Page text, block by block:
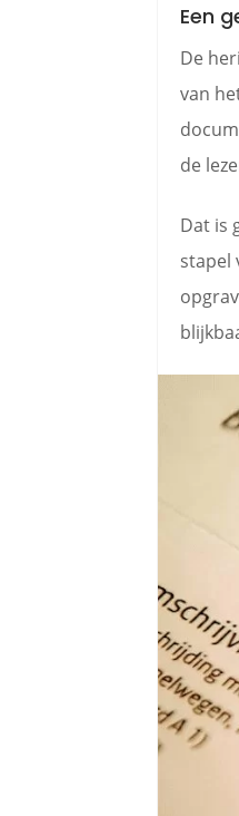
Een
De
van
de
Dat is
stapel